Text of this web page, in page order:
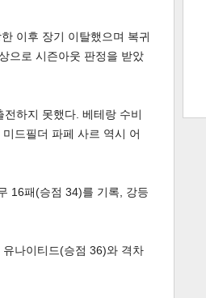
이후 장기 이탈했으며 복귀
으로 시즌아웃 판정을 받았
하지 못했다. 베테랑 수비
드필더 파페 사르 역시 어
16패(승점 34)를 기록, 강등
나이티드(승점 36)와 격차